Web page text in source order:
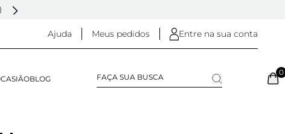
Ajuda Meus pedidos Entre na sua conta
BLOG
0